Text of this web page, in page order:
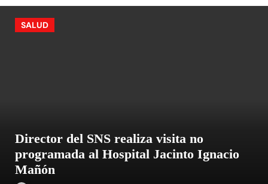
SALUD
Director del SNS realiza visita no
programada al Hospital Jacinto Ignacio
Mañón